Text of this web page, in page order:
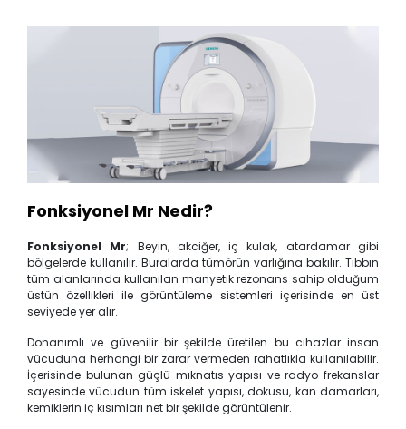
Spanish
Bulgarian
Fonksiyonel Mr Nedir?
Fonksiyonel Mr; Beyin, akciğer, iç kulak, atardamar gibi
bölgelerde kullanılır. Buralarda tümörün varlığına bakılır. Tıbbın
tüm alanlarında kullanılan manyetik rezonans sahip olduğum
üstün özellikleri ile görüntüleme sistemleri içerisinde en üst
seviyede yer alır.
Donanımlı ve güvenilir bir şekilde üretilen bu cihazlar insan
vücuduna herhangi bir zarar vermeden rahatlıkla kullanılabilir.
İçerisinde bulunan güçlü mıknatıs yapısı ve radyo frekanslar
sayesinde vücudun tüm iskelet yapısı, dokusu, kan damarları,
kemiklerin iç kısımları net bir şekilde görüntülenir.